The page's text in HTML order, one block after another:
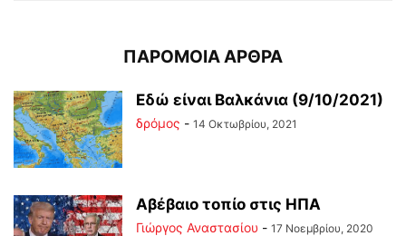
ΠΑΡΟΜΟΙΑ ΑΡΘΡΑ
Εδώ είναι Βαλκάνια (9/10/2021)
δρόμος - 14 Οκτωβρίου, 2021
Αβέβαιο τοπίο στις ΗΠΑ
Γιώργος Αναστασίου - 17 Νοεμβρίου, 2020